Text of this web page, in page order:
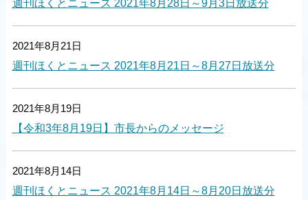
週刊ほくとニュース 2021年8月28日～9月3日放送分
2021年8月21日
週刊ほくとニュース 2021年8月21日～8月27日放送分
2021年8月19日
【令和3年8月19日】市長からのメッセージ
2021年8月14日
週刊ほくとニュース 2021年8月14日～8月20日放送分